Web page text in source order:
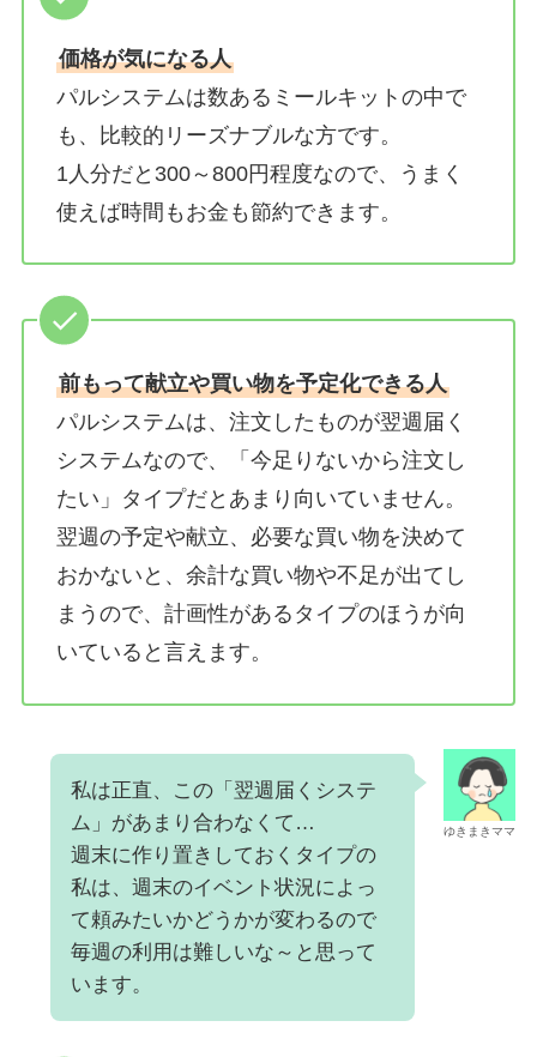
価格が気になる人
パルシステムは数あるミールキットの中で
も、比較的リーズナブルな方です。
1人分だと300～800円程度なので、うまく
使えば時間もお金も節約できます。
前もって献立や買い物を予定化できる人
パルシステムは、注文したものが翌週届く
システムなので、「今足りないから注文し
たい」タイプだとあまり向いていません。
翌週の予定や献立、必要な買い物を決めて
おかないと、余計な買い物や不足が出てし
まうので、計画性があるタイプのほうが向
いていると言えます。
ゆきまきママ
私は正直、この「翌週届くシステ
ム」があまり合わなくて…
週末に作り置きしておくタイプの
私は、週末のイベント状況によっ
て頼みたいかどうかが変わるので
毎週の利用は難しいな～と思って
います。